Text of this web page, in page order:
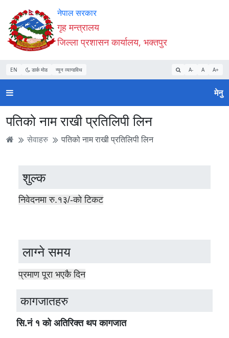
Accessibility
Mode
सुरु
गर्नुहोस्
सामाग्री
पढ्नुहाेस्
नेभिगेसन
पढ्नुहाेस्
वेबसाइट
खोजमा
जानुहोस्
नेपाल सरकार
गृह मन्त्रालय
जिल्ला प्रशासन कार्यालय, भक्तपुर
EN डार्क मोड न्यून व्यान्डविथ A- A A+
मेनु
पतिको नाम राखी प्रतिलिपी लिन
सेवाहरु पतिको नाम राखी प्रतिलिपी लिन
शुल्क
निवेदनमा रु.१३/-को टिकट
लाग्ने समय
प्रमाण पूरा भएकै दिन
कागजातहरु
सि.नं १ को अतिरिक्त थप कागजात